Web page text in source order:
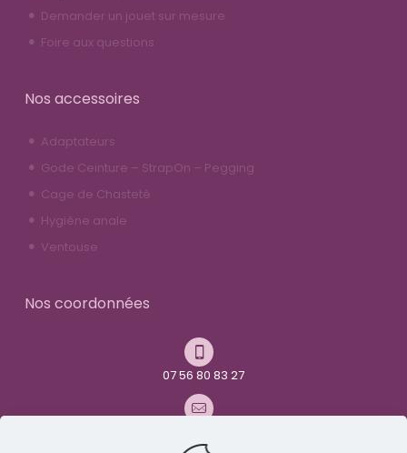
Demander un jouet sur mesure
Foire aux questions
Nos accessoires
Adaptateurs
Gode Ceinture – StrapOn – Pegging
Cage de Chasteté
Hygiène anale
Ventouse
Nos coordonnées
07 56 80 83 27